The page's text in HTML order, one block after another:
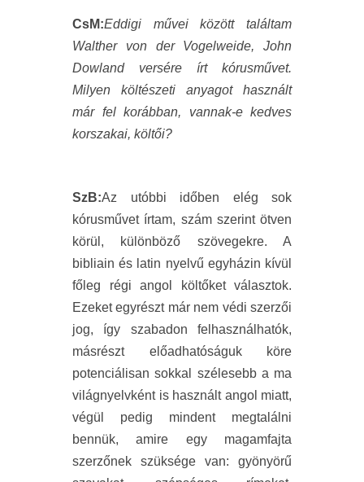
CsM:Eddigi művei között találtam
Walther von der Vogelweide, John
Dowland versére írt kórusművet.
Milyen költészeti anyagot használt
már fel korábban, vannak-e kedves
korszakai, költői?
SzB:Az utóbbi időben elég sok
kórusművet írtam, szám szerint ötven
körül, különböző szövegekre. A
bibliain és latin nyelvű egyházin kívül
főleg régi angol költőket választok.
Ezeket egyrészt már nem védi szerzői
jog, így szabadon felhasználhatók,
másrészt előadhatóságuk köre
potenciálisan sokkal szélesebb a ma
világnyelvként is használt angol miatt,
végül pedig mindent megtalálni
bennük, amire egy magamfajta
szerzőnek szüksége van: gyönyörű